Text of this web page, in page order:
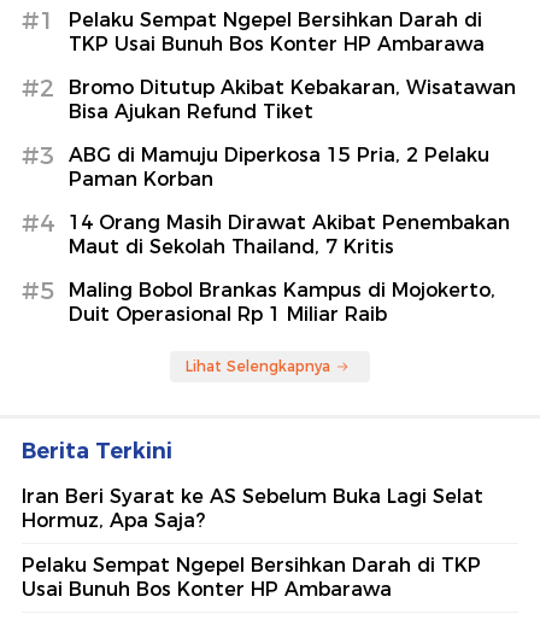
#1
Pelaku Sempat Ngepel Bersihkan Darah di
TKP Usai Bunuh Bos Konter HP Ambarawa
#2
Bromo Ditutup Akibat Kebakaran, Wisatawan
Bisa Ajukan Refund Tiket
#3
ABG di Mamuju Diperkosa 15 Pria, 2 Pelaku
Paman Korban
#4
14 Orang Masih Dirawat Akibat Penembakan
Maut di Sekolah Thailand, 7 Kritis
#5
Maling Bobol Brankas Kampus di Mojokerto,
Duit Operasional Rp 1 Miliar Raib
Lihat Selengkapnya
Berita Terkini
Iran Beri Syarat ke AS Sebelum Buka Lagi Selat
Hormuz, Apa Saja?
Pelaku Sempat Ngepel Bersihkan Darah di TKP
Usai Bunuh Bos Konter HP Ambarawa